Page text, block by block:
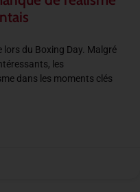
lors du Boxing Day. Malgré
les
dans les moments clés